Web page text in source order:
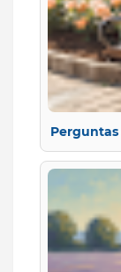
Perguntas